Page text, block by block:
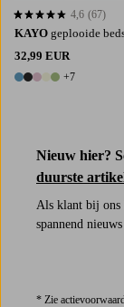
KAYO geplooide
32,99 EUR
12 kleuren
+7
4,6 op basis van 67
4,6 (67)
Nieuw hier?
duurste
Als klant bij ons
spannend
* Zie